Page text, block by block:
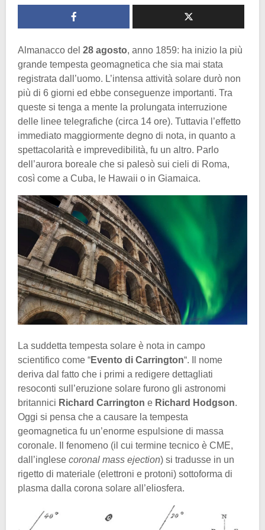
Almanacco del 28 agosto, anno 1859: ha inizio la più
grande tempesta geomagnetica che sia mai stata
registrata dall’uomo. L’intensa attività solare durò non
più di 6 giorni ed ebbe conseguenze importanti. Tra
queste si tenga a mente la prolungata interruzione
delle linee telegrafiche (circa 14 ore). Tuttavia l’effetto
immediato maggiormente degno di nota, in quanto a
spettacolarità e imprevedibilità, fu un altro. Parlo
dell’aurora boreale che si palesò sui cieli di Roma,
così come a Cuba, le Hawaii o in Giamaica.
La suddetta tempesta solare è nota in campo
scientifico come “Evento di Carrington“. Il nome
deriva dal fatto che i primi a redigere dettagliati
resoconti sull’eruzione solare furono gli astronomi
britannici Richard Carrington e Richard Hodgson.
Oggi si pensa che a causare la tempesta
geomagnetica fu un’enorme espulsione di massa
coronale. Il fenomeno (il cui termine tecnico è CME,
dall’inglese coronal mass ejection) si tradusse in un
rigetto di materiale (elettroni e protoni) sottoforma di
plasma dalla corona solare all’eliosfera.